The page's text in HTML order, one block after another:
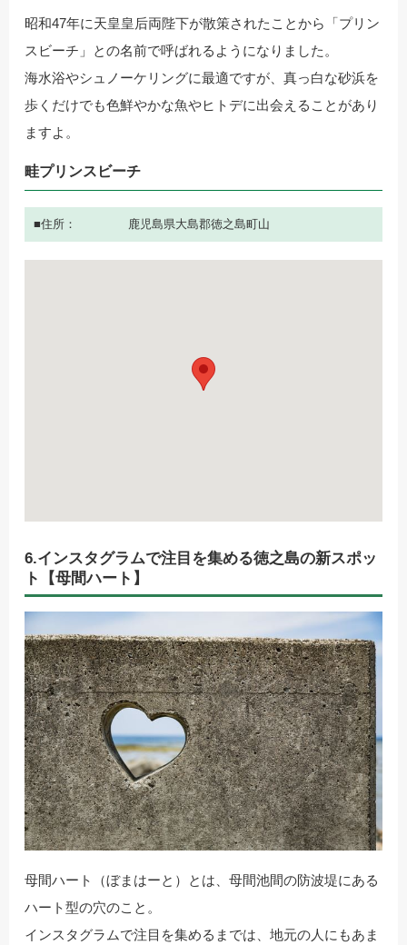
昭和47年に天皇皇后両陛下が散策されたことから「プリン
スビーチ」との名前で呼ばれるようになりました。
海水浴やシュノーケリングに最適ですが、真っ白な砂浜を
歩くだけでも色鮮やかな魚やヒトデに出会えることがあり
ますよ。
畦プリンスビーチ
住所 鹿児島県大島郡徳之島町山
6.インスタグラムで注目を集める徳之島の新スポッ
ト【母間ハート】
母間ハート（ぼまはーと）とは、母間池間の防波堤にある
ハート型の穴のこと。
インスタグラムで注目を集めるまでは、地元の人にもあま